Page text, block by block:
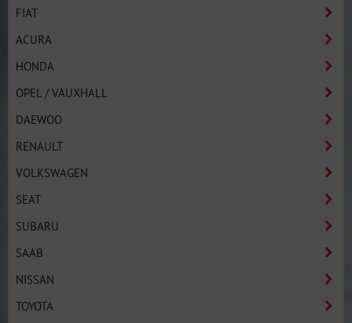
FIAT
ACURA
HONDA
OPEL / VAUXHALL
DAEWOO
RENAULT
VOLKSWAGEN
SEAT
SUBARU
SAAB
NISSAN
TOYOTA